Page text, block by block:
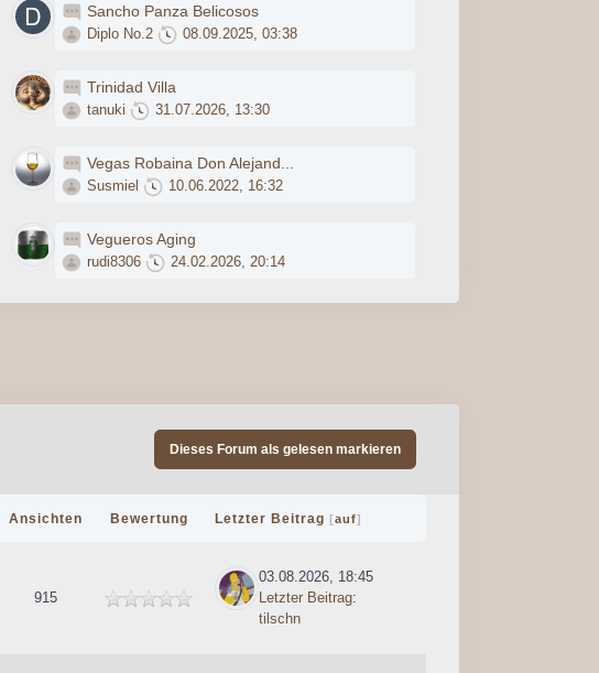
Sancho Panza Belicosos
Diplo No.2 08.09.2025, 03:38
Trinidad Villa
tanuki 31.07.2026, 13:30
Vegas Robaina Don Alejand...
Susmiel 10.06.2022, 16:32
Vegueros Aging
rudi8306 24.02.2026, 20:14
Dieses Forum als gelesen markieren
Ansichten Bewertung Letzter Beitrag [auf]
915
03.08.2026, 18:45
Letzter Beitrag:
tilschn